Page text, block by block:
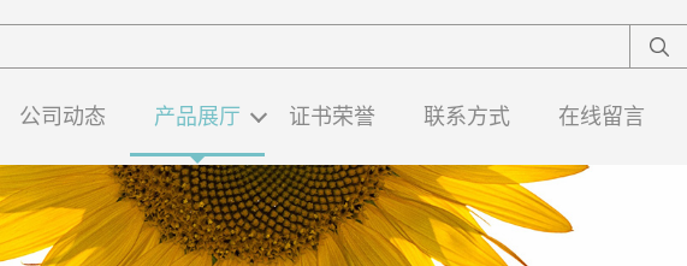
公司动态 产品展厅 证书荣誉 联系方式 在线留言